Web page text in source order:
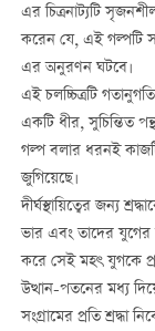
এর চিত্রনাট্যটি
করেন যে, এই গল্পটি
এর অনুরণন ঘটবে।
এই চলচ্চিত্রটি
একটি ধীর, সুচিন্তিত
গল্প বলার ধরনই
জুগিয়েছে।
দীর্ঘস্থায়িত্বের জন্য
ভার এবং তাদের যুগের
করে সেই মহৎ যুগকে
উত্থান-পতনের মধ্য
সংগ্রামের প্রতি শ্রদ্ধা